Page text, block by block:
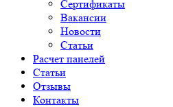
Сертификаты
Вакансии
Новости
Статьи
Расчет панелей
Статьи
Отзывы
Контакты